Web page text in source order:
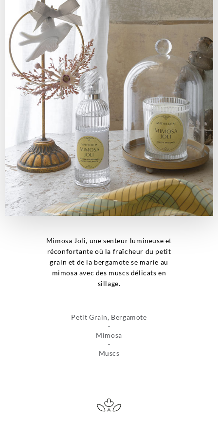
Mimosa Joli, une senteur lumineuse et
réconfortante où la fraîcheur du petit
grain et de la bergamote se marie au
mimosa avec des muscs délicats en
sillage.
Petit Grain, Bergamote
Mimosa
Muscs